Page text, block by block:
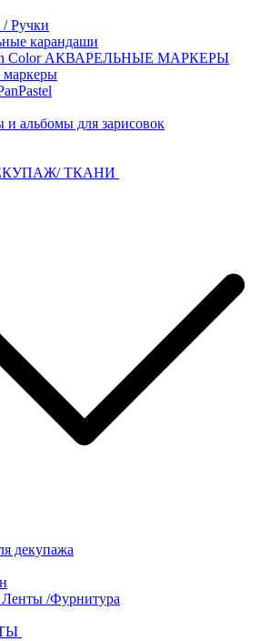
Ручки
карандаши
Color АКВАРЕЛЬНЫЕ МАРКЕРЫ
и альбомы для зарисовок
ТКАНИ
декупажа
/Фурнитура